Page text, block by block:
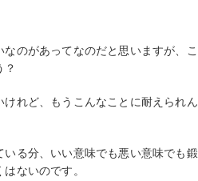
のがあってなのだと思いますが、こ
？
れど、もうこんなことに耐えられ
る分、いい意味でも悪い意味でも
ないのです。